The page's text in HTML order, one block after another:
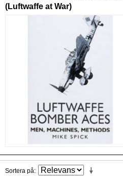
(Luftwaffe at War)
Sortera på